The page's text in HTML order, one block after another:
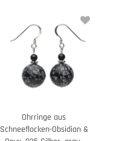
Ohrringe aus
Schneeflocken-Obsidian &